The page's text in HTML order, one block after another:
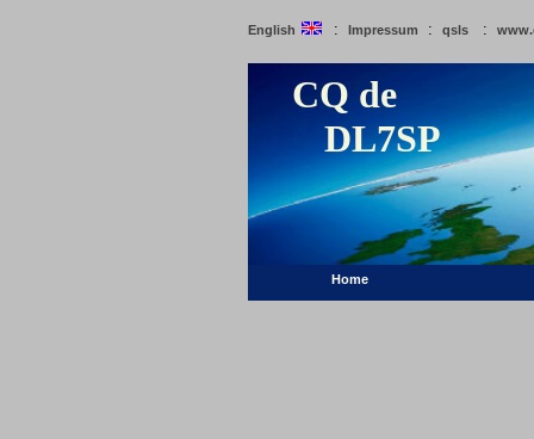
English : Impressum : qsls :
CQ de
DL7SP
Home